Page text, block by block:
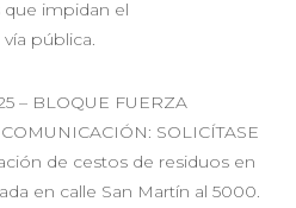
impidan el
pública.
– BLOQUE FUERZA
SOLICÍTASE
de cestos de residuos en
en calle San Martín al 5000.